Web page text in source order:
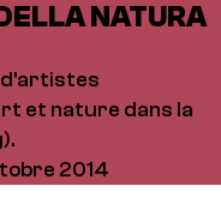
NATURA
d'artistes
et nature dans la
2014